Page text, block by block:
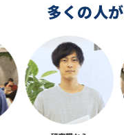
多くの人が